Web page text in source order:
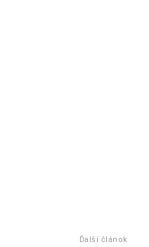
Ďalší článok